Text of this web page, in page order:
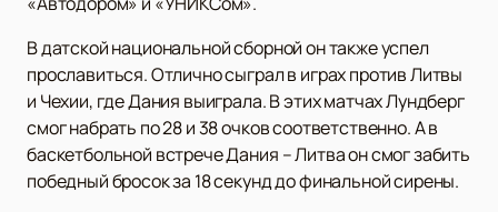
В датской национальной сборной он также успел
прославиться. Отлично сыграл в играх против Литвы
и Чехии, где Дания выиграла. В этих матчах Лундберг
смог набрать по 28 и 38 очков соответственно. А в
баскетбольной встрече Дания – Литва он смог забить
победный бросок за 18 секунд до финальной сирены.